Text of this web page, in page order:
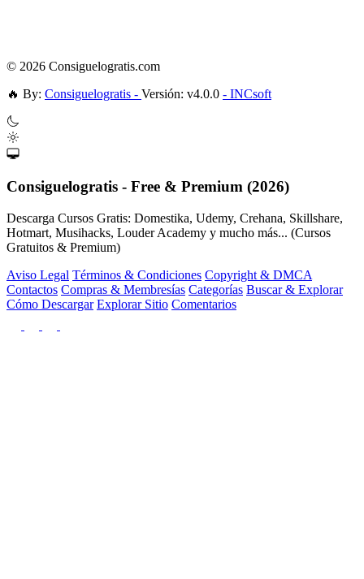
© 2026 Consiguelogratis.com
🔥 By: Consiguelogratis - Versión: v4.0.0 - INCsoft
Consiguelogratis - Free & Premium (2026)
Descarga Cursos Gratis: Domestika, Udemy, Crehana, Skillshare,
Hotmart, Musihacks, Louder Academy y mucho más... (Cursos
Gratuitos & Premium)
Aviso Legal Términos & Condiciones Copyright & DMCA
Contactos Compras & Membresías Categorías Buscar & Explorar
Cómo Descargar Explorar Sitio Comentarios